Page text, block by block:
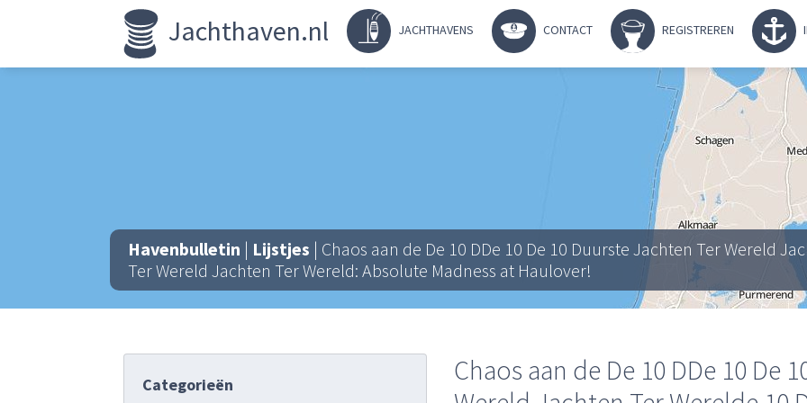
Jachthaven.nl JACHTHAVENS CONTACT REGISTREREN
Havenbulletin | Lijstjes | Chaos aan de De 10 DDe 10 De 10 Duurste Jachten Ter Wereld
Ter Wereld Jachten Ter Wereld: Absolute Madness at Haulover!
Categorieën
Chaos aan de De 10 DDe 10 De